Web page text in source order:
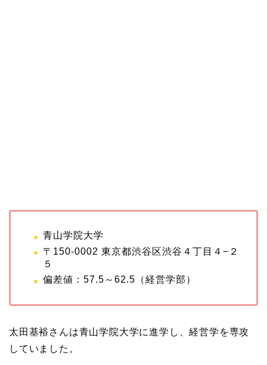
青山学院大学
〒150-0002 東京都渋谷区渋谷４丁目４−２
５
偏差値：57.5～62.5（経営学部）
太田基裕さんは青山学院大学に進学し、経営学を専攻
していました。